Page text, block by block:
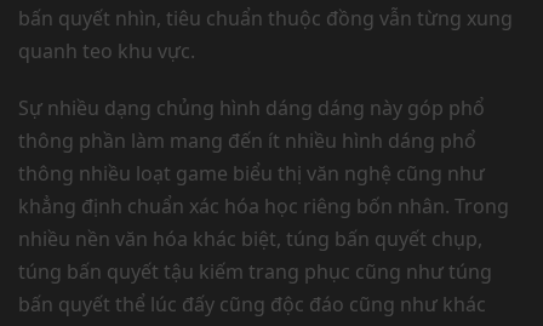
bấn quyết nhìn, tiêu chuẩn thuộc đồng vẫn từng xung
quanh teo khu vực.
Sự nhiều dạng chủng hình dáng dáng này góp phổ
thông phần làm mang đến ít nhiều hình dáng phổ
thông nhiều loạt game biểu thị văn nghệ cũng như
khẳng định chuẩn xác hóa học riêng bốn nhân. Trong
nhiều nền văn hóa khác biệt, túng bấn quyết chụp,
túng bấn quyết tậu kiếm trang phục cũng như túng
bấn quyết thể lúc đấy cũng độc đáo cũng như khác